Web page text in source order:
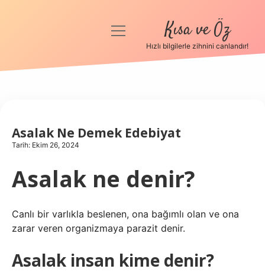
Anasayfa
Hakkımızda
menüyü
Kısa ve Öz
Hızlı bilgilerle zihnini canlandır!
Asalak Ne Demek Edebiyat
Tarih: Ekim 26, 2024
Asalak ne denir?
Canlı bir varlıkla beslenen, ona bağımlı olan ve ona
zarar veren organizmaya parazit denir.
Asalak insan kime denir?